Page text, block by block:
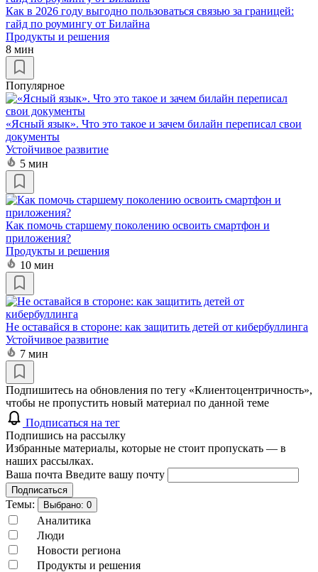
Как в 2026 году выгодно пользоваться связью за границей:
гайд по роумингу от Билайна
Продукты и решения
8 мин
Популярное
«Ясный язык». Что это такое и зачем билайн переписал свои
документы
Устойчивое развитие
5 мин
Как помочь старшему поколению освоить смартфон и
приложения?
Продукты и решения
10 мин
Не оставайся в стороне: как защитить детей от кибербуллинга
Устойчивое развитие
7 мин
Подпишитесь на обновления по тегу «Клиентоцентричность»,
чтобы не пропустить новый материал по данной теме
Подписаться на тег
Подпишись на рассылку
Избранные материалы, которые не стоит пропускать — в
наших рассылках.
Ваша почта Введите вашу почту
Подписаться
Темы: Выбрано: 0
Аналитика
Люди
Новости региона
Продукты и решения